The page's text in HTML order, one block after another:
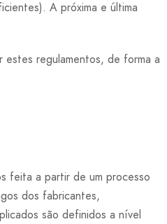
A próxima e última
estes regulamentos, de forma a
feita a partir de um processo
dos fabricantes,
são definidos a nível